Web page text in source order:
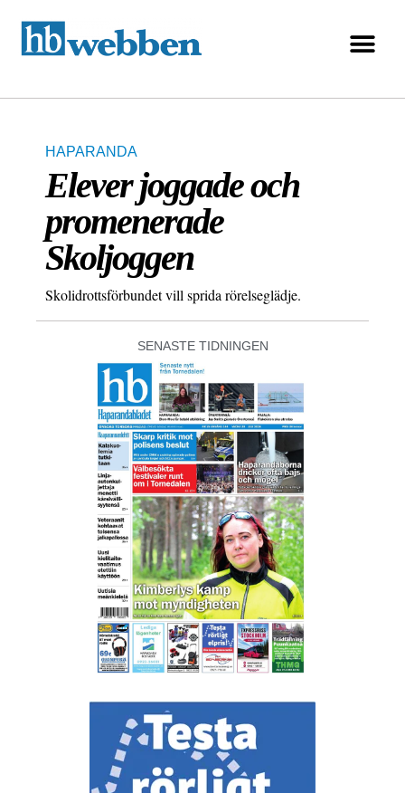
HAPARANDA
Elever joggade och
promenerade
Skoljoggen
Skolidrottsförbundet vill sprida rörelseglädje.
SENASTE TIDNINGEN